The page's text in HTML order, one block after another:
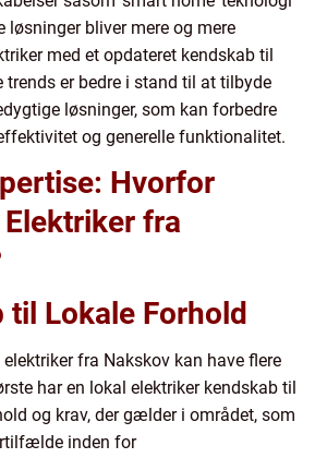
løsninger bliver mere og mere
med et opdateret kendskab til
trends er bedre i stand til at tilbyde
løsninger, som kan forbedre
og generelle funktionalitet.
Hvorfor
fra
til Lokale Forhold
fra Nakskov kan have flere
har en lokal elektriker kendskab til
og krav, der gælder i området, som
inden for